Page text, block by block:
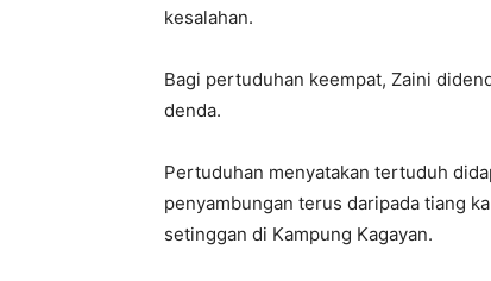
kesalahan.
Bagi pertuduhan keempat, Zaini
denda.
Pertuduhan menyatakan tertuduh
penyambungan terus daripada tiang
setinggan di Kampung Kagayan.